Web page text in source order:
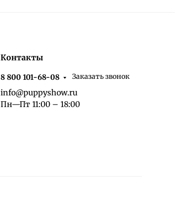
Контакты
8 800 101-68-08 Заказать звонок
info@puppyshow.ru
Пн—Пт 11:00 – 18:00